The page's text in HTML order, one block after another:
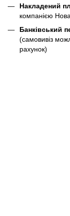
Накладений
компанією
Банківський
(самовивіз
рахунок)